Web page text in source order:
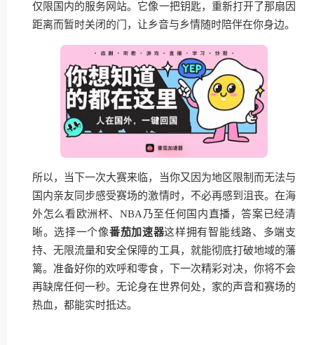
仅限国内的服务网站。它像一把钥匙，重新打开了那扇因
距离而暂时关闭的门，让乡音与乡情随时陪伴在你身边。
所以，当下一次大赛来临，当你又因为地区限制而无法与
国内亲友同步感受赛场的激情时，不必再感到沮丧。在海
外怎么看欧洲杯、NBA乃至任何国内直播，答案已经清
晰。选择一个像番茄加速器这样拥有智能线路、多端支
持、无限流量和安全保障的工具，就能彻底打破地域的藩
篱。准备好你的欢呼和零食，下一次精彩对决，你将不会
再缺席任何一秒。无论身在世界何处，家的声音和赛场的
热血，都能实时抵达。